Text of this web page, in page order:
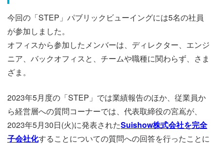
今回の「STEP」パブリックビューイングには5名の社員
が参加しました。
オフィスから参加したメンバーは、ディレクター、エンジ
ニア、バックオフィスと、チームや職種に関わらず、さま
ざま。
2023年5月度の「STEP」では業績報告のほか、従業員か
ら経営層への質問コーナーでは、代表取締役の宮嶌が、
2023年5月30日(火)に発表されたSuishow株式会社を完全
子会社化することについての質問への回答を行ったことに